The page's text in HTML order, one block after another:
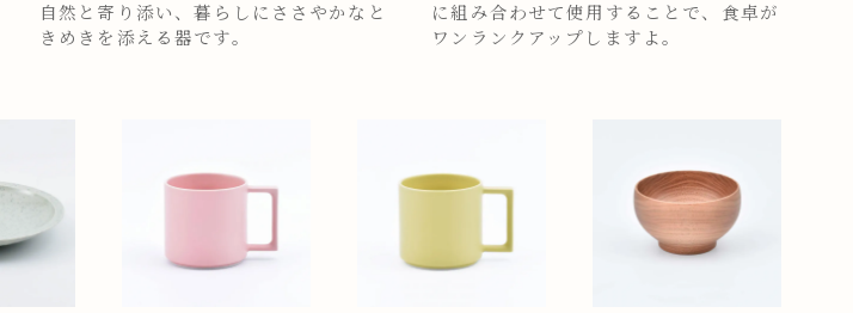
自然と寄り添い、暮らしにささやかなと
きめきを添える器です。
に組み合わせて使用することで、食卓が
ワンランクアップしますよ。